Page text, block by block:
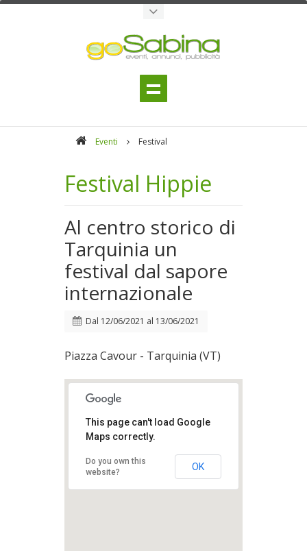
Eventi Festival
Festival Hippie
Al centro storico di
Tarquinia un
festival dal sapore
internazionale
Dal 12/06/2021 al 13/06/2021
Piazza Cavour - Tarquinia (VT)
This page can't load Google
Maps correctly.
Do you own this
website?
OK